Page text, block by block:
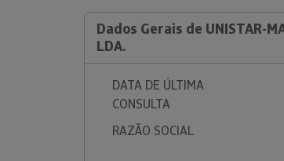
Dados Gerais de UNISTAR-
LDA.
DATA DE ÚLTIMA
CONSULTA
RAZÃO SOCIAL